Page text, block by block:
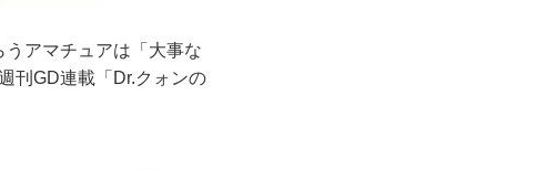
アマチュアは「大事な
刊GD連載「Dr.クォンの